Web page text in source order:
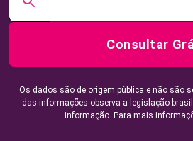
Consultar
Os dados são de origem pública e não são
das informações observa a legislação
informação. Para mais